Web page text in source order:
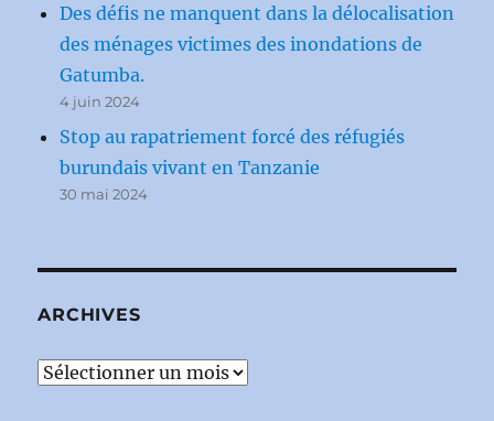
Des défis ne manquent dans la délocalisation
des ménages victimes des inondations de
Gatumba.
4 juin 2024
Stop au rapatriement forcé des réfugiés
burundais vivant en Tanzanie
30 mai 2024
ARCHIVES
Archives